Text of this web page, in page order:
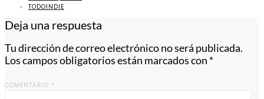
TODOINDIE
Deja una respuesta
Tu dirección de correo electrónico no será publicada.
Los campos obligatorios están marcados con *
COMENTARIO *